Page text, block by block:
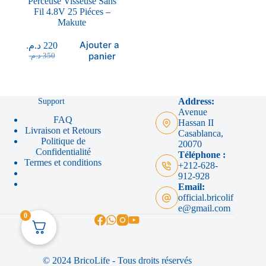
Fil 4.8V 25 Piéces –
Makute
350 د.م.
220 د.م.
Ajouter au
panier
Support
FAQ
Livraison et Retours
Politique de
Confidentialité
Termes et conditions
Address:
Avenue
Hassan II
Casablanca,
20070
Téléphone :
+212-628-
912-928
Email:
official.bricolif
e@gmail.com
© 2024 BricoLife - Tous droits réservés
0